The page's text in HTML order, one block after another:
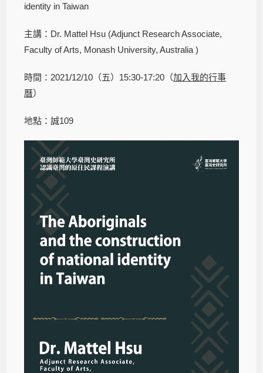
identity in Taiwan
主講：Dr. Mattel Hsu (Adjunct Research Associate,
Faculty of Arts, Monash University, Australia )
時間：2021/12/10（五）15:30-17:20（加入我的行事
曆）
地點：誠109